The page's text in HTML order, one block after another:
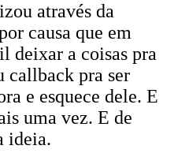
através da
causa que em
deixar a coisas pra
callback pra ser
e esquece dele. E
uma vez. E de
ideia.